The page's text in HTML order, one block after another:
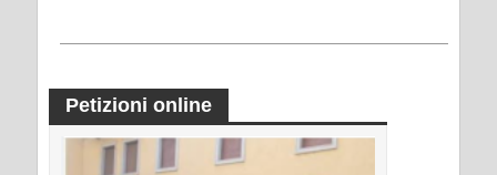
Petizioni online